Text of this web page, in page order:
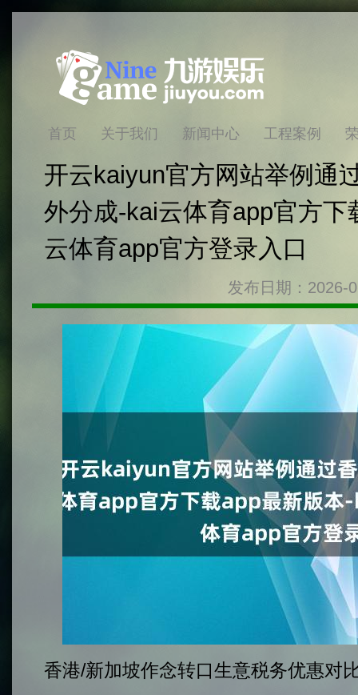
首页 关于我们 新闻中心 工程案例
开云kaiyun官方网站举例通
外分成-kai云体育app官方下
云体育app官方登录入口
发布日期：
香港/新加坡作念转口生意税务优惠对